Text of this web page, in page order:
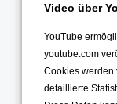
November
Oktober 2022
September
Video über
YouTube
youtube.com
Cookies werden
detaillierte